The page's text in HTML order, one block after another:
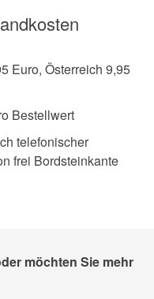
Euro, Österreich 9,95
Bestellwert
telefonischer
frei Bordsteinkante
möchten Sie mehr